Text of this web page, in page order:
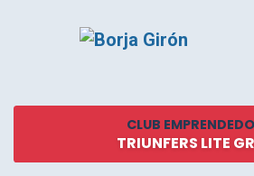
CLUB
TRIUNFERS LITE